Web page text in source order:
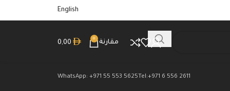
English
مقارنة
0
0,00
Tel:+971 6 556 2611
WhatsApp: +971 55 553 5625